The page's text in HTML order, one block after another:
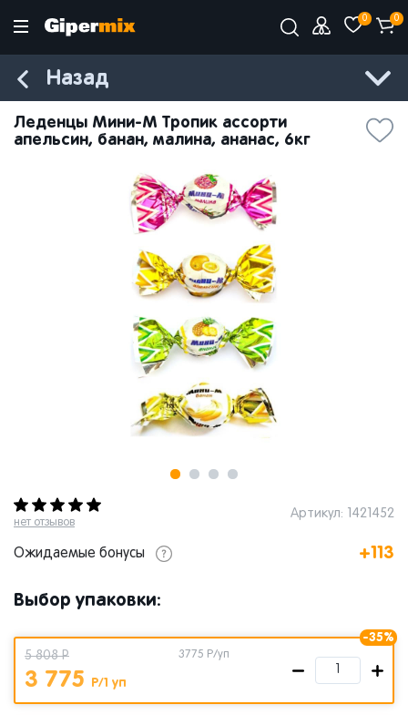
0 0
Назад
Леденцы Мини-М Тропик ассорти
апельсин, банан, малина, ананас, 6кг
нет отзывов
Артикул: 1421452
Ожидаемые бонусы +113
Выбор упаковки:
-35%
5 808 Р
3 775 Р/1 уп
3775 Р/уп